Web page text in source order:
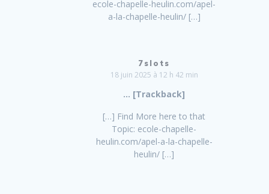
ecole-chapelle-heulin.com/apel-
a-la-chapelle-heulin/ […]
7slots
18 juin 2025 à 12 h 42 min
… [Trackback]
[…] Find More here to that
Topic: ecole-chapelle-
heulin.com/apel-a-la-chapelle-
heulin/ […]